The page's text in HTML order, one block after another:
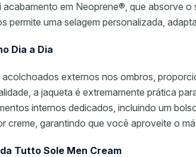
acabamento em Neoprene®, que absorve
permite uma selagem personalizada,
Dia a Dia
externos nos ombros,
a jaqueta é extremamente prática
internos dedicados, incluindo um
creme, garantindo que você aproveite o
Tutto Sole Men Cream